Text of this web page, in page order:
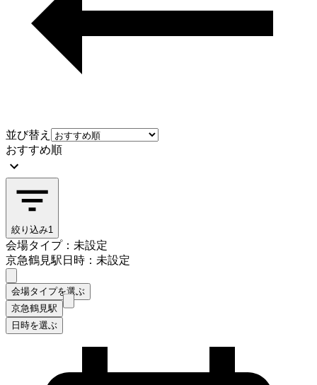
並び替え
おすすめ順
絞り込み1
会場タイプ：未設定
京急鶴見駅日時：未設定
会場タイプを選ぶ
京急鶴見駅
日時を選ぶ